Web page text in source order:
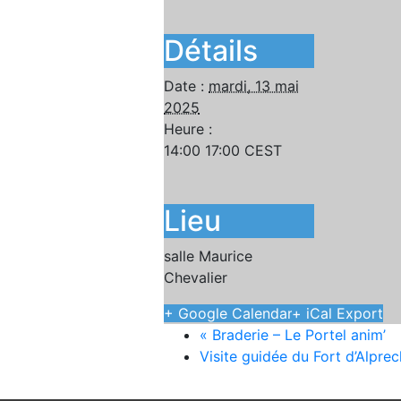
Détails
Date : mardi, 13 mai
2025
Heure :
14:00 17:00 CEST
Lieu
salle Maurice
Chevalier
+ Google Calendar+ iCal Export
« Braderie – Le Portel anim’
Visite guidée du Fort